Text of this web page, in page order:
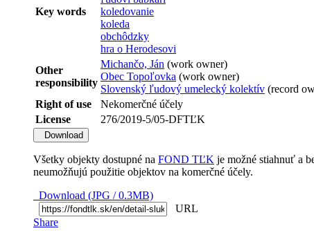
Key words
koledovanie
koleda
obchôdzky
hra o Herodesovi
Other
responsibility
Michančo, Ján (work owner)
Obec Topoľovka (work owner)
Slovenský ľudový umelecký kolektív (record
Right of use
Nekomerčné účely
License
276/2019-5/05-DFTĽK
Download
Všetky objekty dostupné na FOND TĽK je možné stiahnuť a
neumožňujú použitie objektov na komerčné účely.
Download (JPG / 0.3MB)
URL
Share